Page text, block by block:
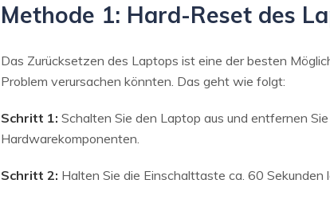
Methode 1: Hard-Reset des
Das Zurücksetzen des Laptops ist eine der besten
Problem verursachen könnten. Das geht wie folgt:
Schritt 1: Schalten Sie den Laptop aus und entfernen
Hardwarekomponenten.
Schritt 2: Halten Sie die Einschalttaste ca. 60 Sekunden